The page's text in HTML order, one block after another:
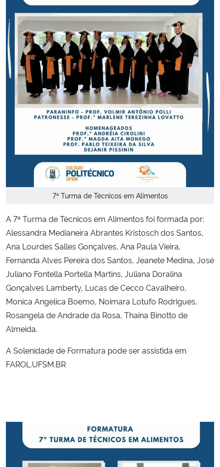
Ministério da Mulher, da Família e dos Direitos Humanos
Secretaria-Geral
Secretaria de Governo
Gabinete de Segurança Institucional
Advocacia-Geral da União
7ª Turma de Técnicos em Alimentos
A 7ª Turma de Técnicos em Alimentos foi formada por:
Alessandra Medianeira Abrantes Kristosch dos Santos,
Ana Lourdes Salles Gonçalves, Ana Paula Vieira,
Fernanda Alves Pereira dos Santos, Jeanete Medina, José
Juliano Fontella Portella Martins, Juliana Doralina
Gonçalves Lamberty, Lucas de Cecco Cavalheiro,
Monica Angelica Boemo, Noimara Lotufo Rodrigues,
Rosangela de Andrade da Rosa, Thaina Binotto de
Almeida.
A Solenidade de Formatura pode ser assistida em
FAROL.UFSM.BR